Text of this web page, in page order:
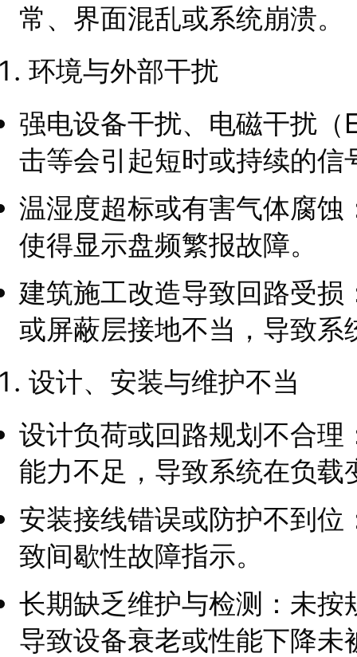
常、界面混乱或系统崩溃。
环境与外部干扰
强电设备干扰、电磁干扰
击等会引起短时或持续的
温湿度超标或有害气体腐
使得显示盘频繁报故障。
建筑施工改造导致回路受
或屏蔽层接地不当，导致系
设计、安装与维护不当
设计负荷或回路规划不合
能力不足，导致系统在负载
安装接线错误或防护不到
致间歇性故障指示。
长期缺乏维护与检测：未
导致设备衰老或性能下降未